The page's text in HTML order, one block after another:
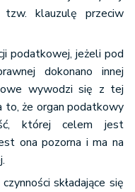
tzw. klauzulę przeciw
podatkowej, jeżeli pod
dokonano innej
wywodzi się z tej
to, że organ podatkowy
której celem jest
ona pozorna i ma na
składające się